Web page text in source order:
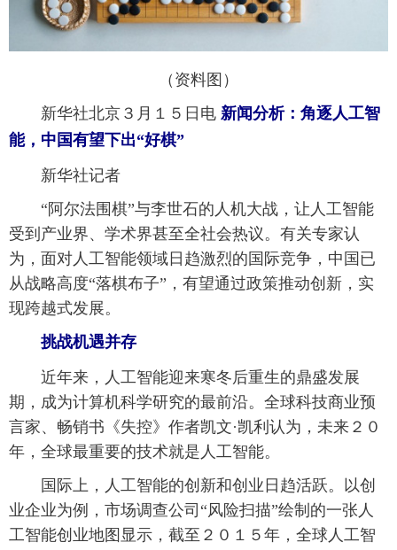
（资料图）
新华社北京３月１５日电 新闻分析：角逐人工智
能，中国有望下出“好棋”
新华社记者
“阿尔法围棋”与李世石的人机大战，让人工智能
受到产业界、学术界甚至全社会热议。有关专家认
为，面对人工智能领域日趋激烈的国际竞争，中国已
从战略高度“落棋布子”，有望通过政策推动创新，实
现跨越式发展。
挑战机遇并存
近年来，人工智能迎来寒冬后重生的鼎盛发展
期，成为计算机科学研究的最前沿。全球科技商业预
言家、畅销书《失控》作者凯文·凯利认为，未来２０
年，全球最重要的技术就是人工智能。
国际上，人工智能的创新和创业日趋活跃。以创
业企业为例，市场调查公司“风险扫描”绘制的一张人
工智能创业地图显示，截至２０１５年，全球人工智